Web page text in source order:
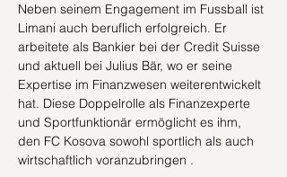
Neben seinem Engagement im Fussball ist
Limani auch beruflich erfolgreich. Er
arbeitete als Bankier bei der Credit Suisse
und aktuell bei Julius Bär, wo er seine
Expertise im Finanzwesen weiterentwickelt
hat. Diese Doppelrolle als Finanzexperte
und Sportfunktionär ermöglicht es ihm,
den FC Kosova sowohl sportlich als auch
wirtschaftlich voranzubringen .